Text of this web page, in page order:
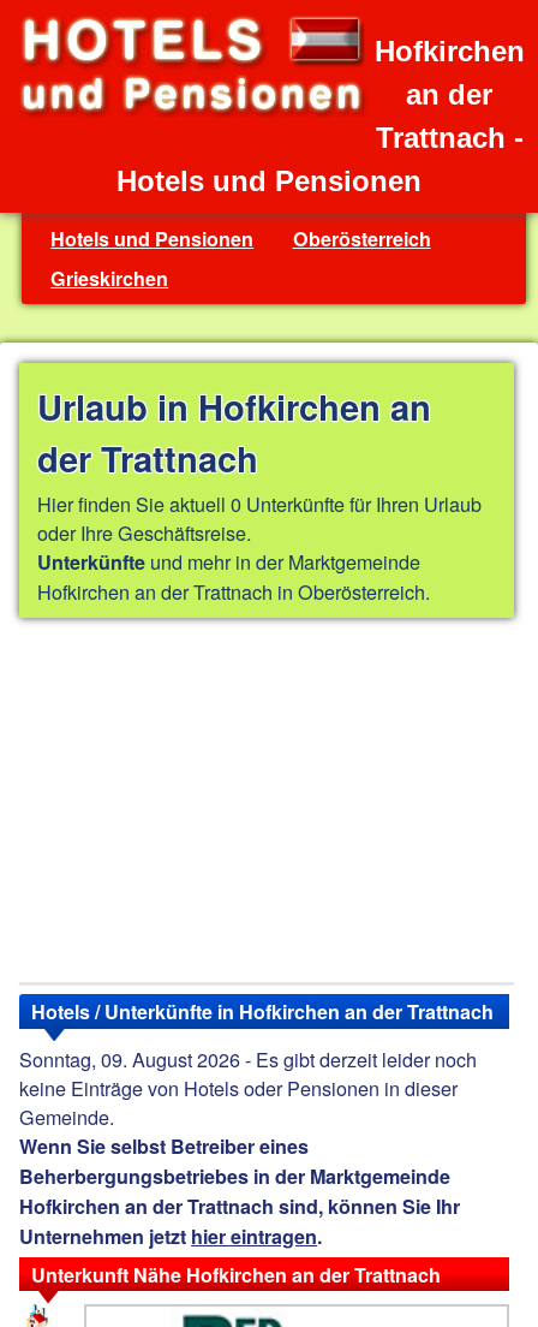
Hofkirchen
an der
Trattnach -
Hotels und Pensionen
Hotels und Pensionen
Oberösterreich
Grieskirchen
Urlaub in Hofkirchen an
der Trattnach
Hier finden Sie aktuell 0 Unterkünfte für Ihren Urlaub
oder Ihre Geschäftsreise.
Unterkünfte und mehr in der Marktgemeinde
Hofkirchen an der Trattnach in Oberösterreich.
Hotels / Unterkünfte in Hofkirchen an der Trattnach
Sonntag, 09. August 2026 - Es gibt derzeit leider noch
keine Einträge von Hotels oder Pensionen in dieser
Gemeinde.
Wenn Sie selbst Betreiber eines
Beherbergungsbetriebes in der Marktgemeinde
Hofkirchen an der Trattnach sind, können Sie Ihr
Unternehmen jetzt hier eintragen.
Unterkunft Nähe Hofkirchen an der Trattnach